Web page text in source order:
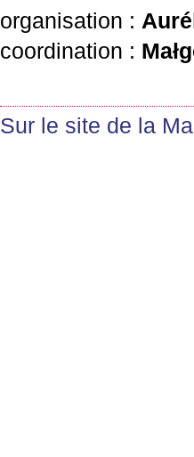
organisation :
coordination :
Sur le site de la